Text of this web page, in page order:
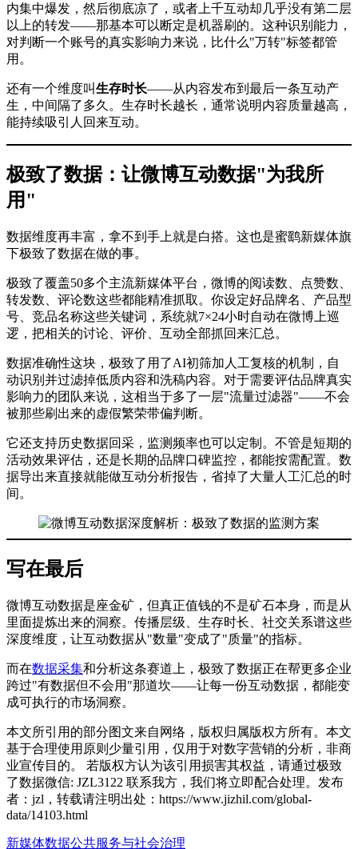
内集中爆发，然后彻底凉了，或者上千互动却几乎没有第二层
以上的转发——那基本可以断定是机器刷的。这种识别能力，
对判断一个账号的真实影响力来说，比什么"万转"标签都管
用。
还有一个维度叫生存时长——从内容发布到最后一条互动产
生，中间隔了多久。生存时长越长，通常说明内容质量越高，
能持续吸引人回来互动。
极致了数据：让微博互动数据"为我所
用"
数据维度再丰富，拿不到手上就是白搭。这也是蜜鹞新媒体旗
下极致了数据在做的事。
极致了覆盖50多个主流新媒体平台，微博的阅读数、点赞数、
转发数、评论数这些都能精准抓取。你设定好品牌名、产品型
号、竞品名称这些关键词，系统就7×24小时自动在微博上巡
逻，把相关的讨论、评价、互动全部抓回来汇总。
数据准确性这块，极致了用了AI初筛加人工复核的机制，自
动识别并过滤掉低质内容和洗稿内容。对于需要评估品牌真实
影响力的团队来说，这相当于多了一层"流量过滤器"——不会
被那些刷出来的虚假繁荣带偏判断。
它还支持历史数据回采，监测频率也可以定制。不管是短期的
活动效果评估，还是长期的品牌口碑监控，都能按需配置。数
据导出来直接就能做互动分析报告，省掉了大量人工汇总的时
间。
写在最后
微博互动数据是座金矿，但真正值钱的不是矿石本身，而是从
里面提炼出来的洞察。传播层级、生存时长、社交关系谱这些
深度维度，让互动数据从"数量"变成了"质量"的指标。
而在数据采集和分析这条赛道上，极致了数据正在帮更多企业
跨过"有数据但不会用"那道坎——让每一份互动数据，都能变
成可执行的市场洞察。
本文所引用的部分图文来自网络，版权归属版权方所有。本文
基于合理使用原则少量引用，仅用于对数字营销的分析，非商
业宣传目的。 若版权方认为该引用损害其权益，请通过极致
了数据微信: JZL3122 联系我方，我们将立即配合处理。发布
者：jzl，转载请注明出处： https://www.jizhil.com/global-
data/14103.html
新媒体数据公共服务与社会治理